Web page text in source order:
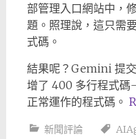
部管理入口網站中，
題。照理說，這只需
式碼。
結果呢？Gemini 提
增了 400 多行程式
正常運作的程式碼。
新聞評論